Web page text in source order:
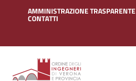
AMMINISTRAZIONE TRASPARENTE
CONTATTI